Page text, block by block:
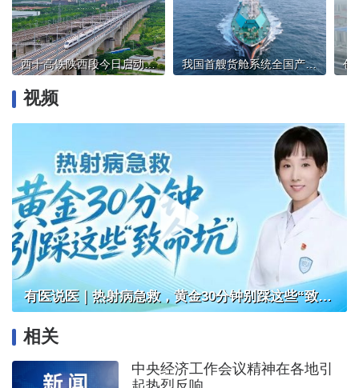
西十高铁陕西段今日启动试运行 我国首艘货舱系统全国产低温阀LNG运输船交付
视频
有医说医｜热射病急救，黄金30分钟别踩这些“致命坑”
相关
中央经济工作会议精神在各地引